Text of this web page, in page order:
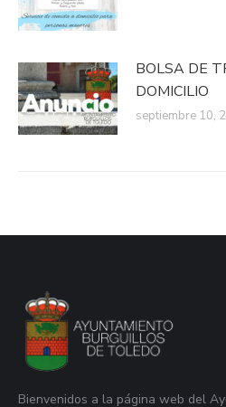
BOLSA DE
DOMICILIO
septiembre 10,
Bienvenidos a la página web del